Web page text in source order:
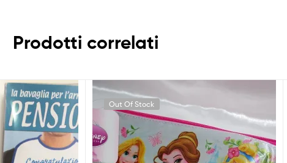
Prodotti correlati
Out Of Stock